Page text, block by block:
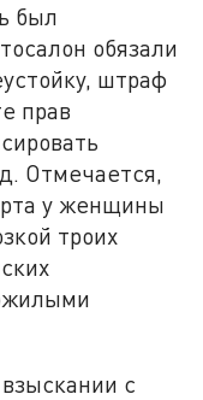
был
обязали
штраф
прав
Отмечается,
у женщины
троих
с